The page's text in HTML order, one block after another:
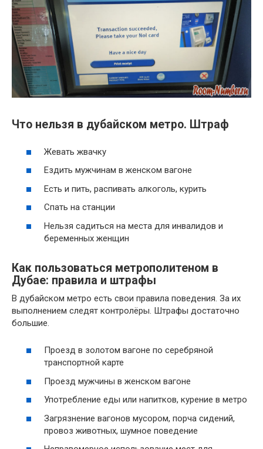
Что нельзя в дубайском метро. Штраф
Жевать жвачку
Ездить мужчинам в женском вагоне
Есть и пить, распивать алкоголь, курить
Спать на станции
Нельзя садиться на места для инвалидов и
беременных женщин
Как пользоваться метрополитеном в
Дубае: правила и штрафы
В дубайском метро есть свои правила поведения. За их
выполнением следят контролёры. Штрафы достаточно
большие.
Проезд в золотом вагоне по серебряной
транспортной карте
Проезд мужчины в женском вагоне
Употребление еды или напитков, курение в метро
Загрязнение вагонов мусором, порча сидений,
провоз животных, шумное поведение